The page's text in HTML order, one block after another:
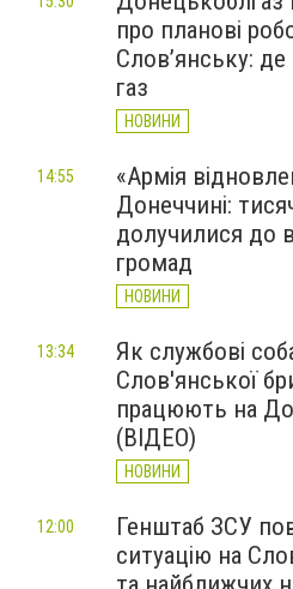
про планові
Слов’янську:
газ
НОВИНИ
«Армія
Донеччині:
долучилися до
громад
НОВИНИ
14:55
Як службові
Слов'янської
працюють на
(ВІДЕО)
НОВИНИ
13:34
Генштаб ЗСУ
ситуацію на
12:00